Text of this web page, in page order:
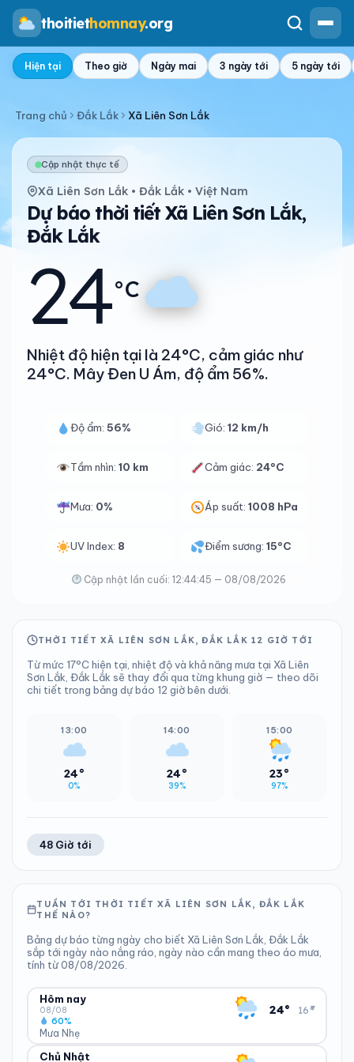
thoitiethomnay.org
Hiện tại Theo giờ Ngày mai 3 ngày tới 5 ngày tới
Trang chủ Đắk Lắk Xã Liên Sơn Lắk
Cập nhật thực tế
Xã Liên Sơn Lắk • Đắk Lắk • Việt Nam
Dự báo thời tiết Xã Liên Sơn Lắk,
Đắk Lắk
24°C
Nhiệt độ hiện tại là 24°C, cảm giác như
24°C. Mây Đen U Ám, độ ẩm 56%.
Độ ẩm: 56% Gió:12 km/h
Tầm nhìn: 10 km Cảm giác: 24°C
Mưa: 0% Áp suất:1008 hPa
UV Index: 8 Điểm sương:15°C
Cập nhật lần cuối: 12:44:45 — 08/08/2026
THỜI TIẾT XÃ LIÊN SƠN LẮK, ĐẮK LẮK 12 GIỜ TỚI
Từ mức 17°C hiện tại, nhiệt độ và khả năng mưa tại Xã Liên
Sơn Lắk, Đắk Lắk sẽ thay đổi qua từng khung giờ — theo dõi
chi tiết trong bảng dự báo 12 giờ bên dưới.
13:00
24°
0%
14:00
24°
39%
15:00
23°
97%
48 Giờ tới
TUẦN TỚI THỜI TIẾT XÃ LIÊN SƠN LẮK, ĐẮK LẮK
THẾ NÀO?
Bảng dự báo từng ngày cho biết Xã Liên Sơn Lắk, Đắk Lắk
sắp tới ngày nào nắng ráo, ngày nào cần mang theo áo mưa,
tính từ 08/08/2026.
Hôm nay
08/08
Mưa Nhẹ
60%
24° 16°
▾
ĐỘ ẨM
Chủ Nhật